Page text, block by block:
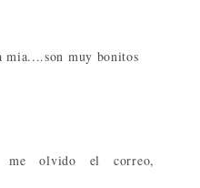
mia....son muy bonitos
olvido el correo,